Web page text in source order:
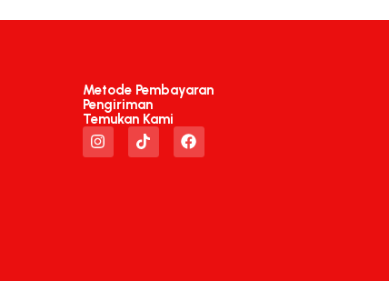
Metode Pembayaran
Pengiriman
Temukan Kami